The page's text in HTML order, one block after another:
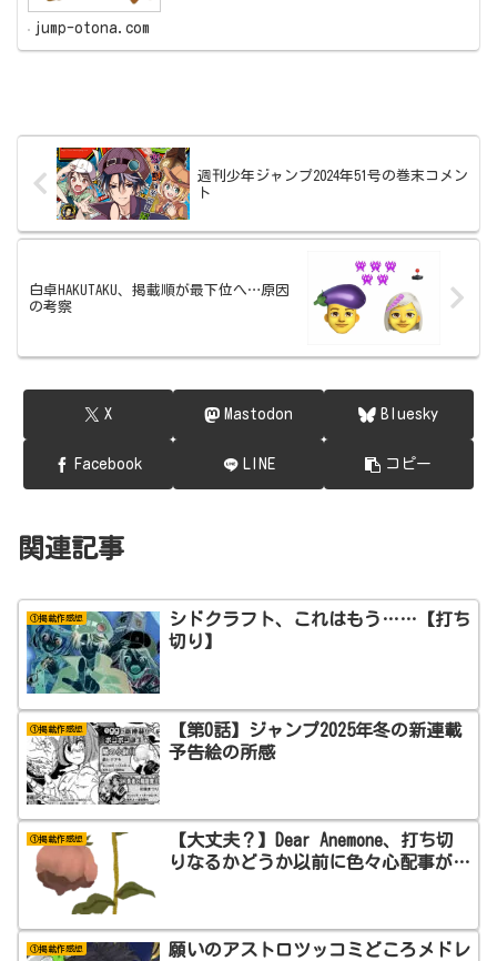
jump-otona.com
週刊少年ジャンプ2024年51号の巻末コメン
ト
白卓HAKUTAKU、掲載順が最下位へ…原因
の考察
X Mastodon Bluesky
Facebook LINE コピー
関連記事
①掲載作感想
シドクラフト、これはもう……【打ち
切り】
①掲載作感想
【第0話】ジャンプ2025年冬の新連載
予告絵の所感
①掲載作感想
【大丈夫？】Dear Anemone、打ち切
りなるかどうか以前に色々心配事が…
①掲載作感想
願いのアストロツッコミどころメドレ